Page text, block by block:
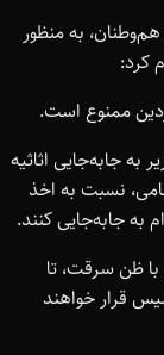
به منظور
کرد:
به جابه‌جایی اثاثیه
نسبت به اخذ
به جابه‌جایی کنند.
با ظن سرقت، تا
قرار خواهند